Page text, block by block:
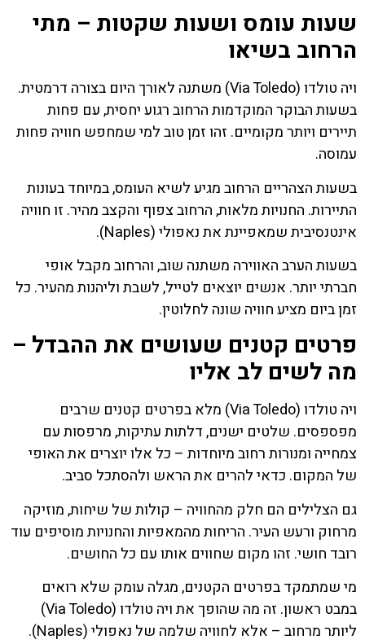
שעות עומס ושעות שקטות – מתי
הרחוב בשיאו
ויה טולדו (Via Toledo) משתנה לאורך היום בצורה דרמטית.
בשעות הבוקר המוקדמות הרחוב רגוע יחסית, עם פחות
תיירים ויותר מקומיים. זהו זמן טוב למי שמחפש חוויה פחות
עמוסה.
בשעות הצהריים הרחוב מגיע לשיא העומס, במיוחד בעונות
התיירות. החנויות מלאות, הרחוב צפוף והקצב מהיר. זו חוויה
אינטנסיבית שמאפיינת את נאפולי (Naples).
בשעות הערב האווירה משתנה שוב, והרחוב מקבל אופי
חברתי יותר. אנשים יוצאים לטייל, לשבת וליהנות מהעיר. כל
זמן ביום מציע חוויה שונה לחלוטין.
פרטים קטנים שעושים את ההבדל –
מה לשים לב אליו
ויה טולדו (Via Toledo) מלא בפרטים קטנים שרבים
מפספסים. שלטים ישנים, דלתות עתיקות, מרפסות עם
צמחייה ומנורות רחוב מיוחדות – כל אלו יוצרים את האופי
של המקום. כדאי להרים את הראש ולהסתכל סביב.
גם הצלילים הם חלק מהחוויה – קולות של שיחות, מוזיקה
מרחוק ורעש העיר. הריחות מהמאפיות והחנויות מוסיפים עוד
רובד חושי. זהו מקום שחווים אותו עם כל החושים.
מי שמתמקד בפרטים הקטנים, מגלה עומק שלא רואים
במבט ראשון. זה מה שהופך את ויה טולדו (Via Toledo)
ליותר מרחוב – אלא לחוויה שלמה של נאפולי (Naples).